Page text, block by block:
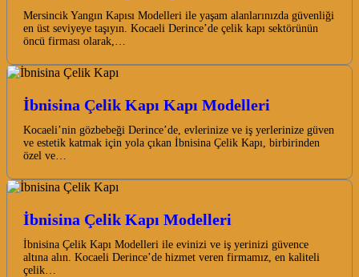
Mersincik Yangın Kapısı Modelleri ile yaşam alanlarınızda güvenliği
en üst seviyeye taşıyın. Kocaeli Derince’de çelik kapı sektörünün
öncü firması olarak,…
İbnisina Çelik Kapı Kapı Modelleri
Kocaeli’nin gözbebeği Derince’de, evlerinize ve iş yerlerinize güven
ve estetik katmak için yola çıkan İbnisina Çelik Kapı, birbirinden
özel ve…
İbnisina Çelik Kapı Modelleri
İbnisina Çelik Kapı Modelleri ile evinizi ve iş yerinizi güvence
altına alın. Kocaeli Derince’de hizmet veren firmamız, en kaliteli
çelik…